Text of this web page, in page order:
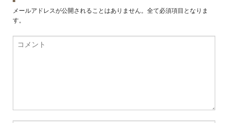
メールアドレスが公開されることはありません。全て必須項目となりま
す。